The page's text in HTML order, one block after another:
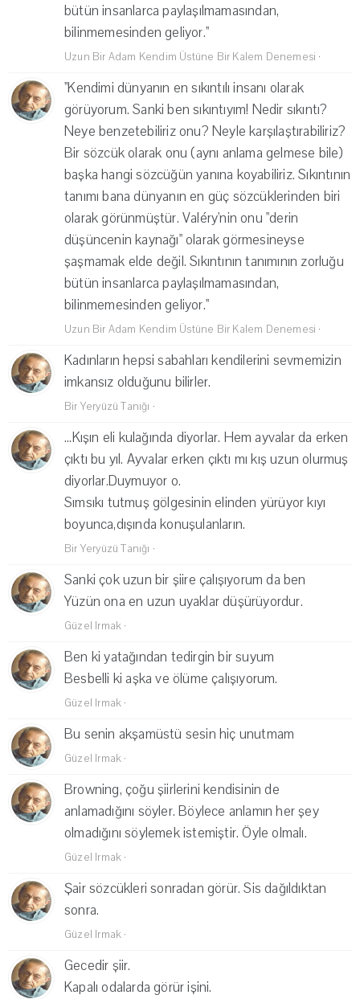
bütün insanlarca paylaşılmamasından,
bilinmemesinden geliyor.''
Uzun Bir Adam Kendim Üstüne Bir Kalem Denemesi ·
''Kendimi dünyanın en sıkıntılı insanı olarak
görüyorum. Sanki ben sıkıntıyım! Nedir sıkıntı?
Neye benzetebiliriz onu? Neyle karşılaştırabiliriz?
Bir sözcük olarak onu (aynı anlama gelmese bile)
başka hangi sözcüğün yanına koyabiliriz. Sıkıntının
tanımı bana dünyanın en güç sözcüklerinden biri
olarak görünmüştür. Valéry'nin onu "derin
düşüncenin kaynağı" olarak görmesineyse
şaşmamak elde değil. Sıkıntının tanımının zorluğu
bütün insanlarca paylaşılmamasından,
bilinmemesinden geliyor.''
Uzun Bir Adam Kendim Üstüne Bir Kalem Denemesi ·
Kadınların hepsi sabahları kendilerini sevmemizin
imkansız olduğunu bilirler.
Bir Yeryüzü Tanığı ·
...Kışın eli kulağında diyorlar. Hem ayvalar da erken
çıktı bu yıl. Ayvalar erken çıktı mı kış uzun olurmuş
diyorlar.Duymuyor o.
Sımsıkı tutmuş gölgesinin elinden yürüyor kıyı
boyunca,dışında konuşulanların.
Bir Yeryüzü Tanığı ·
Sanki çok uzun bir şiire çalışıyorum da ben
Yüzün ona en uzun uyaklar düşürüyordur.
Güzel Irmak ·
Ben ki yatağından tedirgin bir suyum
Besbelli ki aşka ve ölüme çalışıyorum.
Güzel Irmak ·
Bu senin akşamüstü sesin hiç unutmam
Güzel Irmak ·
Browning, çoğu şiirlerini kendisinin de
anlamadığını söyler. Böylece anlamın her şey
olmadığını söylemek istemiştir. Öyle olmalı.
Güzel Irmak ·
Şair sözcükleri sonradan görür. Sis dağıldıktan
sonra.
Güzel Irmak ·
Gecedir şiir.
Kapalı odalarda görür işini.